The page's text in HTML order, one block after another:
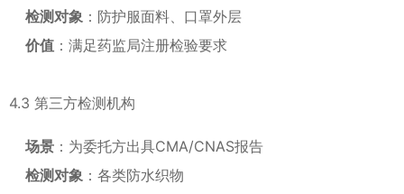
检测对象 ：防护服面料、口罩外层
价值 ：满足药监局注册检验要求
4.3 第三方检测机构
场景 ：为委托方出具CMA/CNAS报告
检测对象 ：各类防水织物